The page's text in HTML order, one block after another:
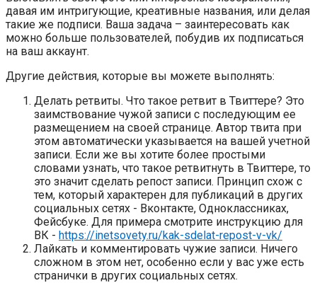
давая им интригующие, креативные названия, или делая
такие же подписи. Ваша задача – заинтересовать как
можно больше пользователей, побудив их подписаться
на ваш аккаунт.
Другие действия, которые вы можете выполнять:
Делать ретвиты. Что такое ретвит в Твиттере? Это
заимствование чужой записи с последующим ее
размещением на своей странице. Автор твита при
этом автоматически указывается на вашей учетной
записи. Если же вы хотите более простыми
словами узнать, что такое ретвитнуть в Твиттере, то
это значит сделать репост записи. Принцип схож с
тем, который характерен для публикаций в других
социальных сетях - Вконтакте, Одноклассниках,
Фейсбуке. Для примера смотрите инструкцию для
ВК - https://inetsovety.ru/kak-sdelat-repost-v-vk/
Лайкать и комментировать чужие записи. Ничего
сложном в этом нет, особенно если у вас уже есть
странички в других социальных сетях.